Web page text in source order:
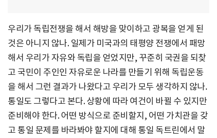
우리가 독립전쟁을 해서 해방을 맞이하고 광복을 얻게 된
것은 아니지 않나. 일제가 미국과의 태평양 전쟁에서 패망
해서 우리가 자유와 독립을 얻었지만, 꾸준히 국권을 되찾
고 국민이 주인인 자유로운 나라를 만들기 위해 독립운동
을 해서 그런 결과가 나왔다고 우리가 모두 생각하지 않나.
통일도 그렇다고 본다. 상황에 따라 여건이 바뀔 수 있지만
준비해야 한다. 어떤 방식으로 준비할지, 어떤 가치관을 갖
고 통일 문제를 바라봐야 할지에 대해 통일 독트린에서 말